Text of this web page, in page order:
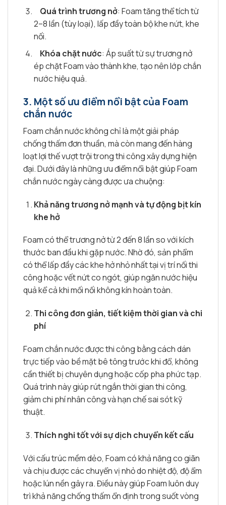
Quá trình trương nở: Foam tăng thể tích từ
2–8 lần (tùy loại), lấp đầy toàn bộ khe nứt, khe
nối.
Khóa chặt nước: Áp suất từ sự trương nở
ép chặt Foam vào thành khe, tạo nên lớp chắn
nước hiệu quả.
3. Một số ưu điểm nổi bật của Foam
chắn nước
Foam chắn nước không chỉ là một giải pháp
chống thấm đơn thuần, mà còn mang đến hàng
loạt lợi thế vượt trội trong thi công xây dựng hiện
đại. Dưới đây là những ưu điểm nổi bật giúp Foam
chắn nước ngày càng được ưa chuộng:
Khả năng trương nở mạnh và tự động bịt kín
khe hở
Foam có thể trương nở từ 2 đến 8 lần so với kích
thước ban đầu khi gặp nước. Nhờ đó, sản phẩm
có thể lấp đầy các khe hở nhỏ nhất tại vị trí nối thi
công hoặc vết nứt co ngót, giúp ngăn nước hiệu
quả kể cả khi mối nối không kín hoàn toàn.
Thi công đơn giản, tiết kiệm thời gian và chi
phí
Foam chắn nước được thi công bằng cách dán
trực tiếp vào bề mặt bê tông trước khi đổ, không
cần thiết bị chuyên dụng hoặc cốp pha phức tạp.
Quá trình này giúp rút ngắn thời gian thi công,
giảm chi phí nhân công và hạn chế sai sót kỹ
thuật.
Thích nghi tốt với sự dịch chuyển kết cấu
Với cấu trúc mềm dẻo, Foam có khả năng co giãn
và chịu được các chuyển vị nhỏ do nhiệt độ, độ ẩm
hoặc lún nền gây ra. Điều này giúp Foam luôn duy
trì khả năng chống thấm ổn định trong suốt vòng